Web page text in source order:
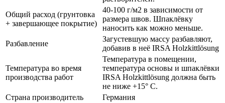
Общий расход (грунтовка
+ завершающее покрытие)
40-100 г/м2 в зависимости от
размера швов. Шпаклёвку
наносить как можно меньше.
Разбавление
Загустевшую массу разбавляют,
добавив в неё IRSA Holzkittlösung
Температура во время
производства работ
Температура в помещении,
температура основы и шпаклёвки
IRSA Holzkittlösung должна быть
не ниже +15° C.
Страна производитель
Германия